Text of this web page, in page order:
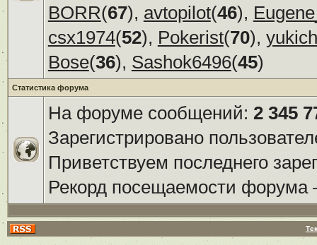
BORR(67), avtopilot(46),
csx1974(52), Pokerist(70), yukich
Bose(36), Sashok6496(45)
Статистика форума
На форуме сообщений: 2 345
Зарегистрировано
Приветствуем последнего
Рекорд посещаемости